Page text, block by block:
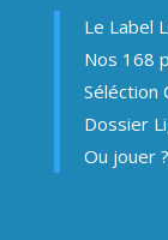
Le Label
Nos 168
Séléction
Dossier
Ou jouer ?